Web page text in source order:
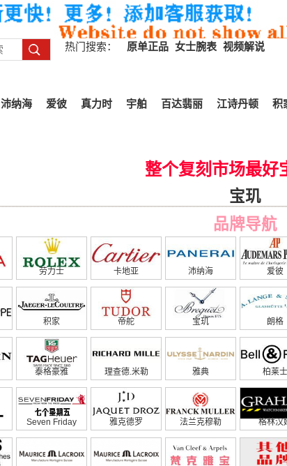
热门搜索： 原单正品 女士腕表 视频解说
沛纳海 爱彼 真力时 宇舶 百达翡丽 江诗丹顿 积
整个复刻市场最好
宝玑
品牌导航
劳力士 卡地亚 沛纳海 爱彼
积家 帝舵 宝玑 朗格
泰格豪雅 理查德.米勒 雅典 柏莱士
Seven Friday 雅克德罗 法兰克穆勒 格林汉